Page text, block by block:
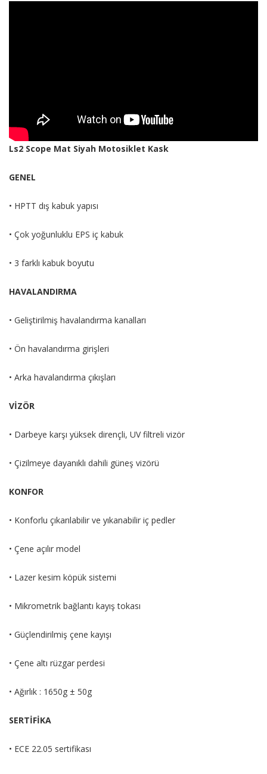
Ls2 Scope Mat Siyah Motosiklet Kask
GENEL
• HPTT dış kabuk yapısı
• Çok yoğunluklu EPS iç kabuk
• 3 farklı kabuk boyutu
HAVALANDIRMA
• Geliştirilmiş havalandırma kanalları
• Ön havalandırma girişleri
• Arka havalandırma çıkışları
VİZÖR
• Darbeye karşı yüksek dirençli, UV filtreli vizör
• Çizilmeye dayanıklı dahili güneş vizörü
KONFOR
• Konforlu çıkarılabilir ve yıkanabilir iç pedler
• Çene açılır model
• Lazer kesim köpük sistemi
• Mikrometrik bağlantı kayış tokası
• Güçlendirilmiş çene kayışı
• Çene altı rüzgar perdesi
• Ağırlık : 1650g ± 50g
SERTİFİKA
• ECE 22.05 sertifikası